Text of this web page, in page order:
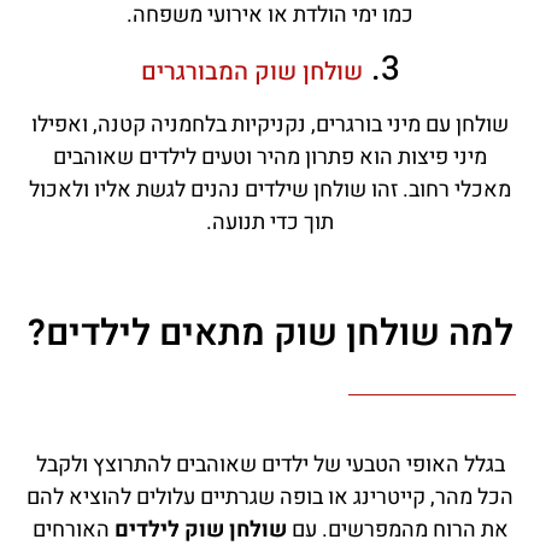
כמו ימי הולדת או אירועי משפחה.
3. שולחן שוק המבורגרים
שולחן עם מיני בורגרים, נקניקיות בלחמניה קטנה, ואפילו
מיני פיצות הוא פתרון מהיר וטעים לילדים שאוהבים
מאכלי רחוב. זהו שולחן שילדים נהנים לגשת אליו ולאכול
תוך כדי תנועה.
למה שולחן שוק מתאים לילדים?
בגלל האופי הטבעי של ילדים שאוהבים להתרוצץ ולקבל
הכל מהר, קייטרינג או בופה שגרתיים עלולים להוציא להם
את הרוח מהמפרשים. עם שולחן שוק לילדים האורחים